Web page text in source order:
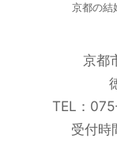
京都の結
京都
TEL：
受付時